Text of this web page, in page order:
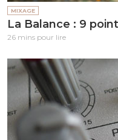
MIXAGE
La Balance : 9
26 mins pour lire